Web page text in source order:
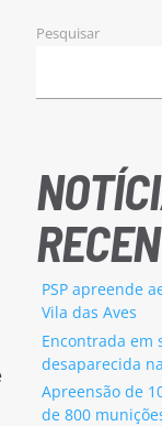
Pesquisar
PSP apreende
Vila das Aves
Encontrada em
desaparecida
Apreensão de
de 800